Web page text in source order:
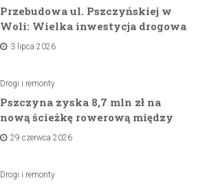
Przebudowa ul. Pszczyńskiej w
Woli: Wielka inwestycja drogowa
na horyzoncie
3 lipca 2026
Drogi i remonty
Pszczyna zyska 8,7 mln zł na
nową ścieżkę rowerową między
zaporami
29 czerwca 2026
Drogi i remonty